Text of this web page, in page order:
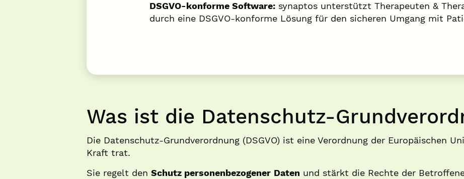
DSGVO-konforme Software: synaptos unterstützt Therapeuten &
durch eine DSGVO-konforme Lösung für den sicheren Umgang mit
Was ist die Datenschutz-
Die Datenschutz-Grundverordnung (DSGVO) ist eine Verordnung der Europäischen
Kraft trat.
Sie regelt den Schutz personenbezogener Daten und stärkt die Rechte der